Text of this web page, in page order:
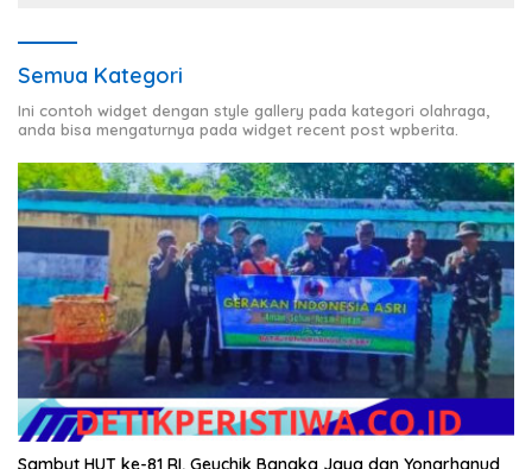
Semua Kategori
Ini contoh widget dengan style gallery pada kategori olahraga,
anda bisa mengaturnya pada widget recent post wpberita.
Sambut HUT ke-81 RI, Geuchik Bangka Jaya dan Yonarhanud